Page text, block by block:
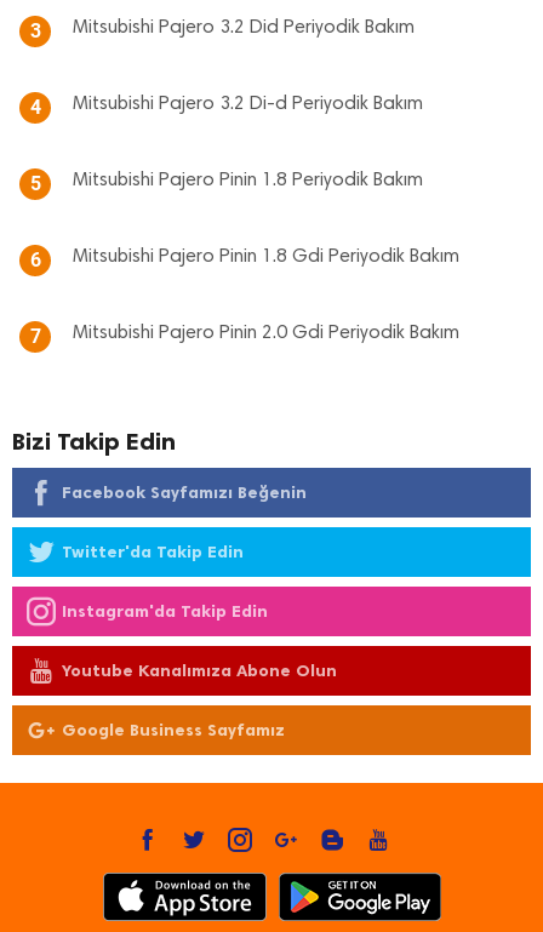
3 Mitsubishi Pajero 3.2 Did Periyodik Bakım
4 Mitsubishi Pajero 3.2 Di-d Periyodik Bakım
5 Mitsubishi Pajero Pinin 1.8 Periyodik Bakım
6 Mitsubishi Pajero Pinin 1.8 Gdi Periyodik Bakım
7 Mitsubishi Pajero Pinin 2.0 Gdi Periyodik Bakım
Bizi Takip Edin
Facebook Sayfamızı Beğenin
Twitter'da Takip Edin
Instagram'da Takip Edin
Youtube Kanalımıza Abone Olun
Google Business Sayfamız